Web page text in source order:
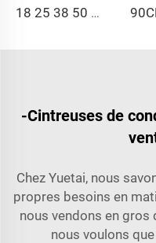
18 25 38 50 CNC 4A 2S Machine de pliage de tuyaux automatique en acier et prix des machines à cintrer les tubes avec poussée 1 pouce 2 pouces 3 pouces ligne
-Cintreuses de
Chez Yuetai, nous
propres besoins en
nous vendons en
nous voulons